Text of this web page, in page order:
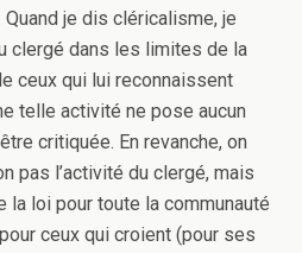
Quand je dis cléricalisme, je
clergé dans les limites de la
ceux qui lui reconnaissent
telle activité ne pose aucun
critiquée. En revanche, on
pas l’activité du clergé, mais
la loi pour toute la communauté
ceux qui croient (pour ses